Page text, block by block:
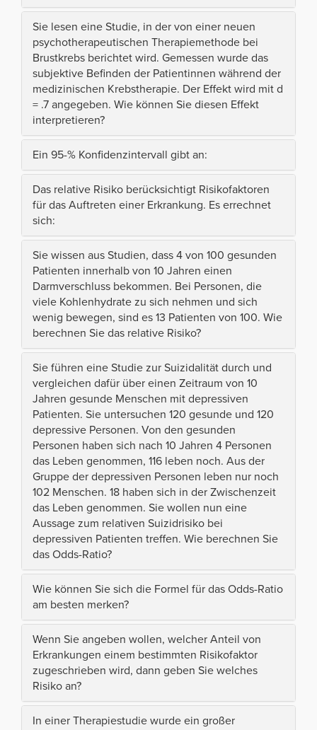
Sie lesen eine Studie, in der von einer neuen
psychotherapeutischen Therapiemethode bei
Brustkrebs berichtet wird. Gemessen wurde das
subjektive Befinden der Patientinnen während der
medizinischen Krebstherapie. Der Effekt wird mit d
= .7 angegeben. Wie können Sie diesen Effekt
interpretieren?
Ein 95-% Konfidenzintervall gibt an:
Das relative Risiko berücksichtigt Risikofaktoren
für das Auftreten einer Erkrankung. Es errechnet
sich:
Sie wissen aus Studien, dass 4 von 100 gesunden
Patienten innerhalb von 10 Jahren einen
Darmverschluss bekommen. Bei Personen, die
viele Kohlenhydrate zu sich nehmen und sich
wenig bewegen, sind es 13 Patienten von 100. Wie
berechnen Sie das relative Risiko?
Sie führen eine Studie zur Suizidalität durch und
vergleichen dafür über einen Zeitraum von 10
Jahren gesunde Menschen mit depressiven
Patienten. Sie untersuchen 120 gesunde und 120
depressive Personen. Von den gesunden
Personen haben sich nach 10 Jahren 4 Personen
das Leben genommen, 116 leben noch. Aus der
Gruppe der depressiven Personen leben nur noch
102 Menschen. 18 haben sich in der Zwischenzeit
das Leben genommen. Sie wollen nun eine
Aussage zum relativen Suizidrisiko bei
depressiven Patienten treffen. Wie berechnen Sie
das Odds-Ratio?
Wie können Sie sich die Formel für das Odds-Ratio
am besten merken?
Wenn Sie angeben wollen, welcher Anteil von
Erkrankungen einem bestimmten Risikofaktor
zugeschrieben wird, dann geben Sie welches
Risiko an?
In einer Therapiestudie wurde ein großer